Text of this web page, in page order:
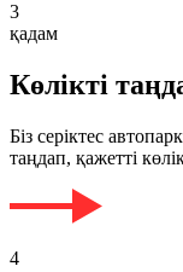
3
қадам
Көлікті
Біз серіктес
таңдап, қажетті
4